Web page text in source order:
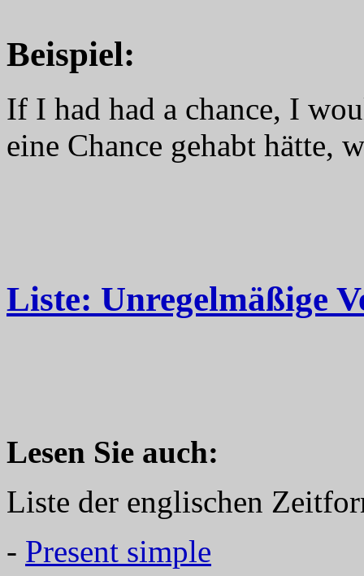
Beispiel:
If I had had a chance, I
eine Chance gehabt hätte,
Liste: Unregelmäßige
Lesen Sie auch:
Liste der englischen
- Present simple